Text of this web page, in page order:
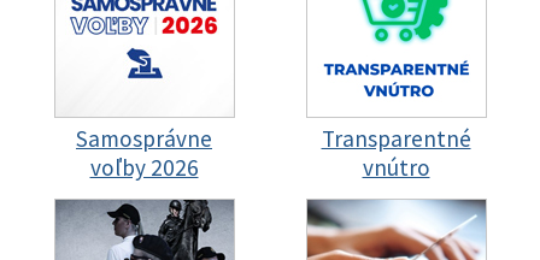
Samosprávne
voľby 2026
Transparentné
vnútro